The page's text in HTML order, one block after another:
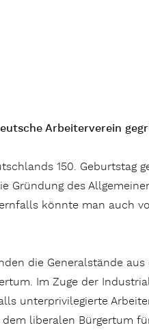
Arbeiterverein
150. Geburtstag
Gründung des
könnte man auch
die Generalstände aus
Im Zuge der
unterprivilegierte
liberalen Bürgertum